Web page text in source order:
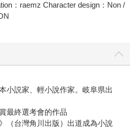
：raemz Character design：Non /
小説家、輕小說作家。岐阜県出
最終選考會的作品
（台灣角川出版）出道成為小說